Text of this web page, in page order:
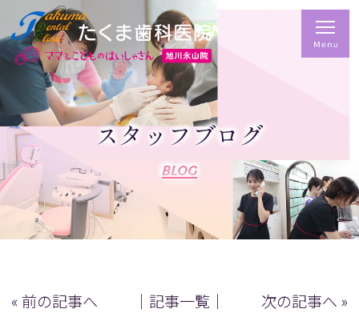
スタッフブログ
BLOG
« 前の記事へ │記事一覧│ 次の記事へ »